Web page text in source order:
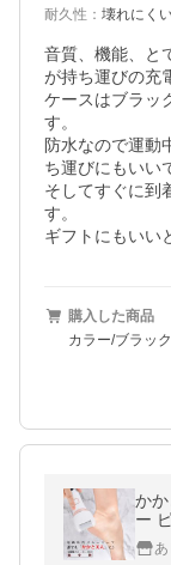
耐久性 ： 壊れにく
音質、機能、と
が持ち運びの充
ケースはブラッ
す。
防水なので運動
ち運びにもいい
そしてすぐに到
す。
ギフトにもいい
購入した商品
カラー/ブラッ
か
ー ピーリン
ケ